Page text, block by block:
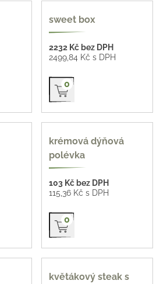
sweet box
2232 Kč bez DPH
2499,84 Kč s DPH
Přidat do košíku
0
krémová dýňová
polévka
103 Kč bez DPH
115,36 Kč s DPH
Přidat do košíku
0
květákový steak s